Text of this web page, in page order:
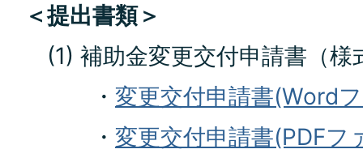
＜提出書類＞
(1) 補助金変更交付申請書（様
・ 変更交付申請書(Word
・ 変更交付申請書(PDFフ